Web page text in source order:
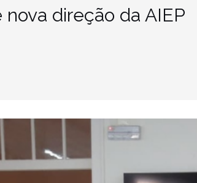
direção da AIEP